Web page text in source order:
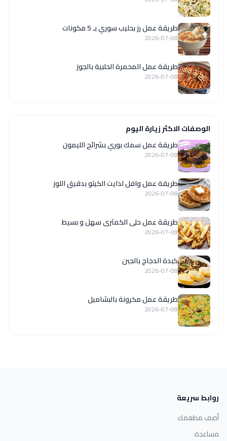
طريقة عمل رز بحليب سوري بـ 5 مكونات
2026-07-08
طريقة عمل المحمرة الحلبية بالجوز
2026-07-08
الوصفات الاكثر زيارة اليوم
طريقة عمل سمك بوري بشرائح الليمون
2026-07-08
طريقة عمل وافل لدايت الكيتو بدقيق اللوز
2026-07-08
طريقة عمل حلى الكمثرى سهل و بسيط
2026-07-08
كبدة الدجاج بالجبن
2026-07-08
طريقة عمل مكرونة بالبشاميل
2026-07-08
روابط سريعة
أضف مطعمك
مساعدة